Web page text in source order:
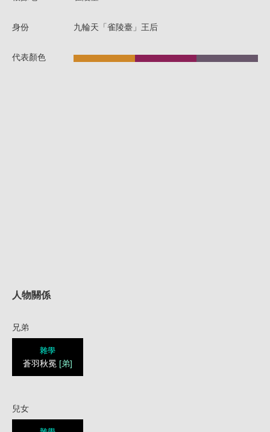
身份 九輪天「雀陵臺」王后
代表顏色
人物關係
兄弟
雜學
蒼羽秋冕 [弟]
兒女